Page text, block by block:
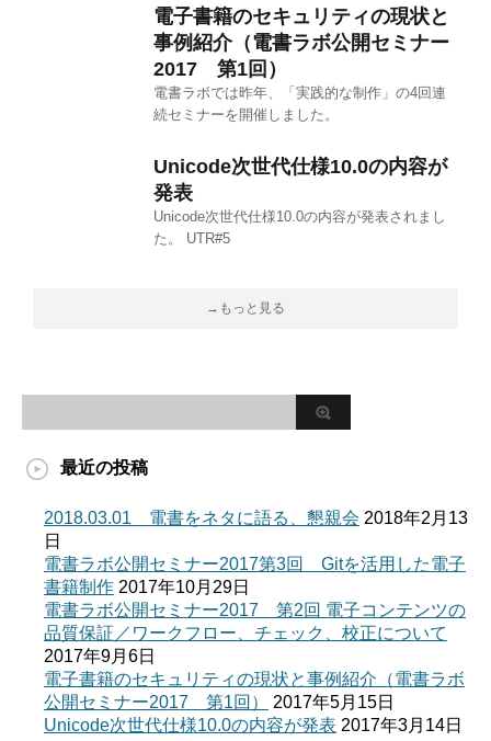
電子書籍のセキュリティの現状と
事例紹介（電書ラボ公開セミナー
2017 第1回）
電書ラボでは昨年、「実践的な制作」の4回連
続セミナーを開催しました。
Unicode次世代仕様10.0の内容が
発表
Unicode次世代仕様10.0の内容が発表されまし
た。 UTR#5
→もっと見る
最近の投稿
2018.03.01 電書をネタに語る、懇親会 2018年2月13
日
電書ラボ公開セミナー2017第3回 Gitを活用した電子
書籍制作 2017年10月29日
電書ラボ公開セミナー2017 第2回 電子コンテンツの
品質保証／ワークフロー、チェック、校正について
2017年9月6日
電子書籍のセキュリティの現状と事例紹介（電書ラボ
公開セミナー2017 第1回）
2017年5月15日
Unicode次世代仕様10.0の内容が発表 2017年3月14日